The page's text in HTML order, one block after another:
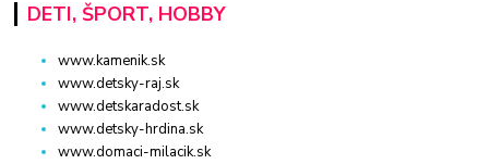
DETI, ŠPORT, HOBBY
www.kamenik.sk
www.detsky-raj.sk
www.detskaradost.sk
www.detsky-hrdina.sk
www.domaci-milacik.sk